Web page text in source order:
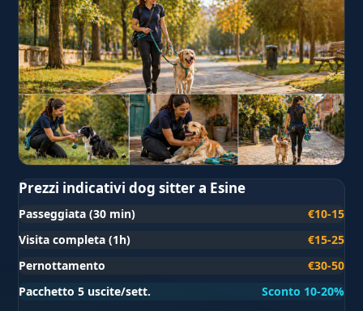
Prezzi indicativi dog sitter a Esine
Passeggiata (30 min)
€10-15
Visita completa (1h)
€15-25
Pernottamento
€30-50
Pacchetto 5 uscite/sett.
Sconto 10-20%